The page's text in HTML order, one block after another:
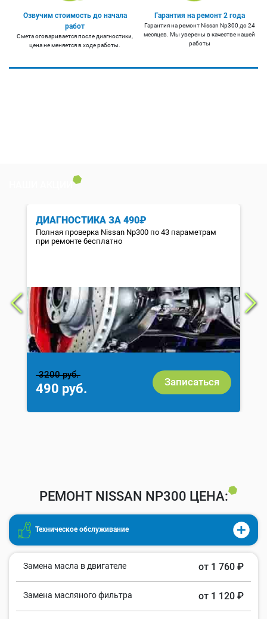
Озвучим стоимость до начала
работ
Смета оговаривается после диагностики,
цена не меняется в ходе работы.
Гарантия на ремонт 2 года
Гарантия на ремонт Nissan Np300 до 24
месяцев. Мы уверены в качестве нашей
работы
ДИАГНОСТИКА ЗА 490₽
Полная проверка Nissan Np300 по 43 параметрам
при ремонте бесплатно
3200 руб.
490 руб. Записаться
РЕМОНТ NISSAN NP300 ЦЕНА:
Техническое обслуживание
Замена масла в двигателе от 1 760 ₽
Замена масляного фильтра от 1 120 ₽